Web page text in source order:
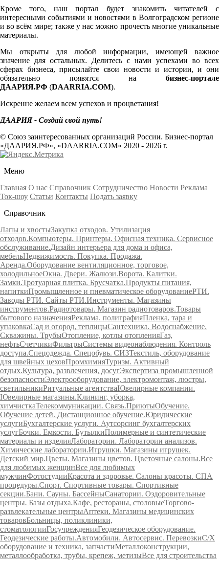
Кроме того, наш портал будет знакомить читателей с
интересными событиями и новостями в Волгоградском регионе
и во всём мире; также у нас можно прочесть многие уникальные
материалы.
Мы открыты для любой информации, имеющей важное
значение для остальных. Делитесь с нами успехами во всех
сферах бизнеса, присылайте свои новости и истории, и они
обязательно появятся на бизнес-портале
ДААРИЯ.РФ (DAARRIA.COM).
Искренне желаем всем успехов и процветания!
ДААРИЯ - Создай свой путь!
© Союз заинтересованных организаций России. Бизнес-портал
«ДААРИЯ.РФ», «DAARRIA.COM» 2020 - 2026 г.
Меню
Главная О нас Справочник Сотрудничество Новости Реклама
Ток-шоу Статьи Контакты Подать заявку
Справочник
Лапы и хвостыЗакупка отходов. Утилизация
отходов.Компьютеры. Принтеры. Офисная техника. Сервисное
обслуживание.Дизайн интерьера для дома и офиса,
мебельНедвижимость. Покупка. Продажа.
Аренда.Оборудование вентиляционное, торговое,
холодильноеОкна. Двери. Жалюзи.Ворота. Калитки.
Замки.Тротуарная плитка. Брусчатка.Продукты питания,
напиткиПромышленное и пневматическое оборудованиеРТИ.
Заводы РТИ. Сайты РТИ.Инструменты. Магазины
инструментов.Радиотовары. Магазин радиотоваров.Товары
бытового назначенияРеклама. полиграфияПленка, тара и
упаковкаСад и огород, теплицыСантехника. Водоснабжение.
Скважины. ТрубыОтопление, котлы отопленияГаз,
нефтьСчетчикиФильтрыСистемы видеонаблюдения. Контроль
доступа.Спецодежда. Спецобувь. СИЗТекстиль, оборудование
для швейных цеховПромхимияТуризм. Активный
отдых.Культура, развлечения, досугЭкспертиза промышленной
безопасностиЭлектрооборудование, электромонтаж, люстры,
светильникиРитуальные агентстваЮвелирные компании.
Ювелирные магазины.Клининг, уборка,
химчисткаТелекоммуникации. Связь.ПриютыОбучение.
Обучение детей. Дистанционное обучение.Юридические
услугиБухгалтерские услуги. Аутсорсинг бухгалтерских
услугБочки. Емкости. БутылкиПолимерные и синтетические
материалы и изделияЛаборатории. Лаборатории анализов.
Химические лаборатории.Игрушки. Магазины игрушек.
Детский мир.Цветы. Магазины цветов. Цветочные салоны.Все
для любимых женщинВсе для любимых
мужчинФотостудииКрасота и здоровье. Салоны красоты. СПА
процедуры.Спорт. Спортивные товары. Спортивные
секции.Бани. Сауны. БассейныСанатории. Оздоровительные
центры. Базы отдыха.Кафе, рестораны, столовыеТоргово-
развлекательные центрыАптеки. Магазины медицинских
товаровБольницы, поликлиники,
стоматологииГосучрежденияГеодезическое оборудование.
Геодезические работы.Автомобили. Автосервис. ПеревозкиС/Х
оборудование и техника, запчастиМеталлоконструкции,
металлообработка, трубы, крепеж, метизыВсе для строительства